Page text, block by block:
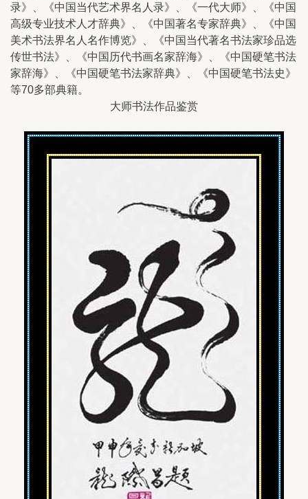
录》、《中国当代艺术界名人录》、《一代大师》、《中国
高级专业技术人才辞典》、《中国著名专家辞典》、《中国
美术书法界名人名作博览》、《中国当代著名书法家珍品选
传世书法》、《中国历代书画名家辞海》、《中国硬笔书法
家辞海》、《中国硬笔书法家辞典》、《中国硬笔书法史》
等70多部典籍。
大师书法作品鉴赏